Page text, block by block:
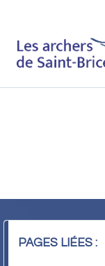
PAGES LIÉES :